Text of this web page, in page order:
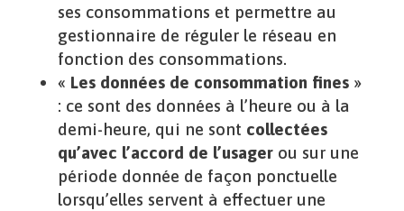
ses consommations et permettre au
gestionnaire de réguler le réseau en
fonction des consommations.
« Les données de consommation fines»
: ce sont des données à l’heure ou à la
demi-heure, qui ne sont collectées
qu’avec l’accord de l’usagerou sur une
période donnée de façon ponctuelle
lorsqu’elles servent à effectuer une